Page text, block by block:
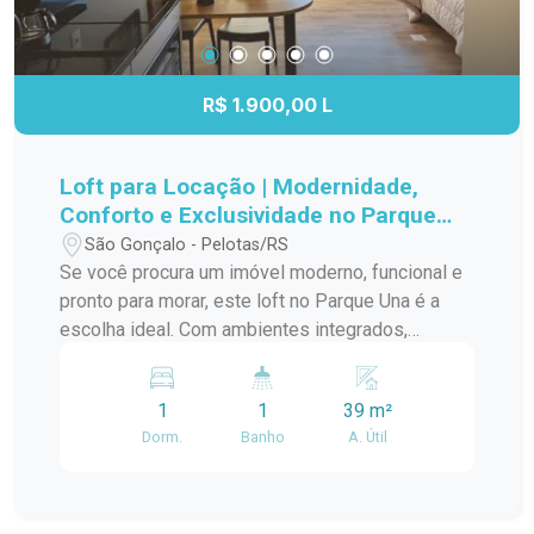
R$ 1.900,00 L
Loft para Locação | Modernidade,
Conforto e Exclusividade no Parque
UnaSão Gonçalo - Pelotas/RS
Se você procura um imóvel moderno, funcional e
pronto para morar, este loft no Parque Una é a
escolha ideal. Com ambientes integrados,
contemporâneo, oferece praticidade, conforto e
um estilo de vida único em um dos bairros mais
valorizados de Pelotas. O imóvel é totalmente
1
Dorm.
1
Banho
39 m²
A. Útil